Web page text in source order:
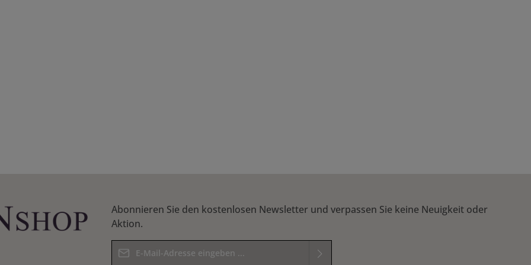
Abonnieren Sie den kostenlosen Newsletter und verpassen Sie keine Neuigkeit oder
Aktion.
E-Mail-Adresse*